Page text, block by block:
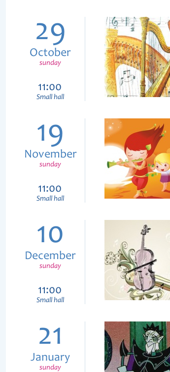
29
October
sunday
11:00
Small hall
19
November
sunday
11:00
Small hall
10
December
sunday
11:00
Small hall
21
January
sunday